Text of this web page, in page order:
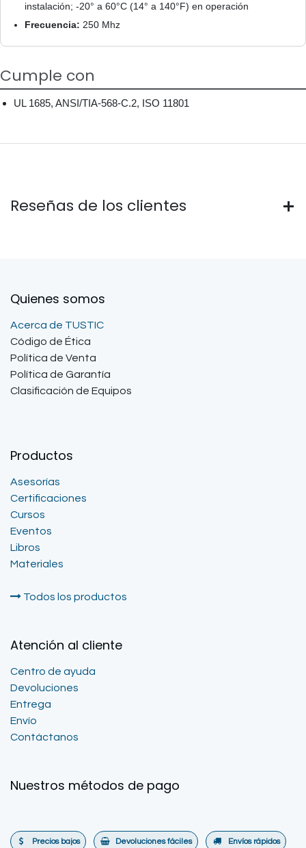
instalación; -20° a 60°C (14° a 140°F) en operación
Frecuencia: 250 Mhz
Cumple con
UL 1685, ANSI/TIA-568-C.2, ISO 11801
Reseñas de los clientes
Quienes somos
Acerca de TUSTIC
Código de Ética
Política de Venta
Política de Garantía
Clasificación de Equipos
Productos
Asesorías
Certificaciones
Cursos
Eventos
Libros
Materiales
Todos los productos
Atención al cliente
Centro de ayuda
Devoluciones
Entrega
Envío
Contáctanos
Nuestros métodos de pago
Precios bajos Devoluciones fáciles Envíos rápidos